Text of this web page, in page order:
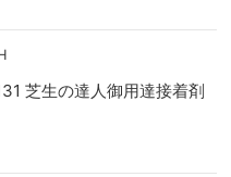
芝生の達人御用達接着剤